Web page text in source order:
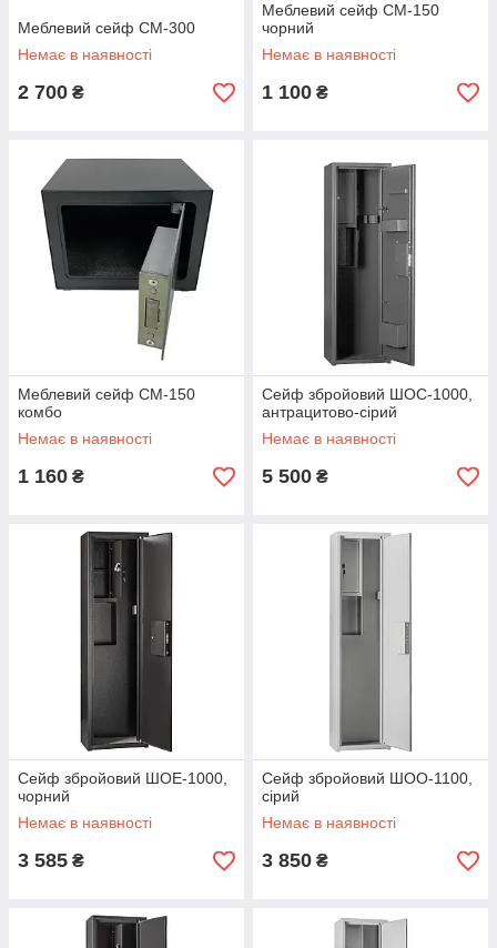
Меблевий сейф СМ-300
Немає в наявності
2 700 ₴
Меблевий сейф СМ-150
чорний
Немає в наявності
1 100 ₴
Меблевий сейф СМ-150
комбо
Немає в наявності
1 160 ₴
Сейф збройовий ШОС-1000,
антрацитово-сірий
Немає в наявності
5 500 ₴
Сейф збройовий ШОЕ-1000,
чорний
Немає в наявності
3 585 ₴
Сейф збройовий ШОО-1100,
сірий
Немає в наявності
3 850 ₴